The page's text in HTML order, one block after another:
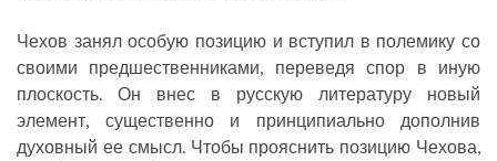
Чехов занял особую позицию и вступил в полемику со
своими предшественниками, переведя спор в иную
плоскость. Он внес в русскую литературу новый
элемент, существенно и принципиально дополнив
духовный ее смысл. Чтобы прояснить позицию Чехова,